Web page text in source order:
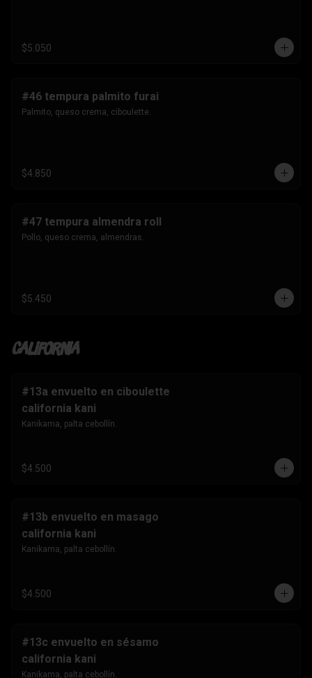
$5.050
#46 tempura palmito furai
Palmito, queso crema, ciboulette.
$4.850
#47 tempura almendra roll
Pollo, queso crema, almendras.
$5.450
California
#13a envuelto en ciboulette
california kani
Kanikama, palta cebollín.
$4.500
#13b envuelto en masago
california kani
Kanikama, palta cebollín.
$4.500
#13c envuelto en sésamo
california kani
Kanikama, palta cebollín.